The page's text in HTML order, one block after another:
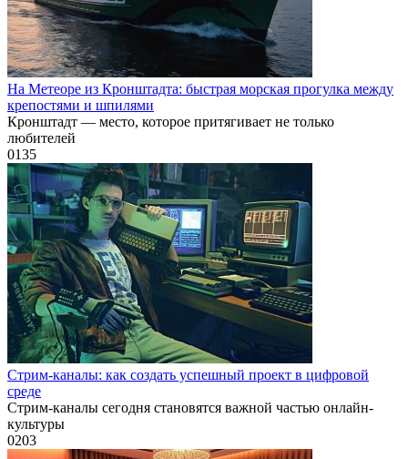
На Метеоре из Кронштадта: быстрая морская прогулка между
крепостями и шпилями
Кронштадт — место, которое притягивает не только
любителей
0135
Стрим-каналы: как создать успешный проект в цифровой
среде
Стрим-каналы сегодня становятся важной частью онлайн-
культуры
0203